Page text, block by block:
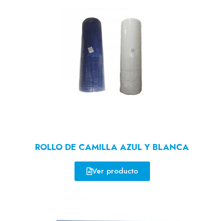
ROLLO DE CAMILLA AZUL Y BLANCA
Ver producto